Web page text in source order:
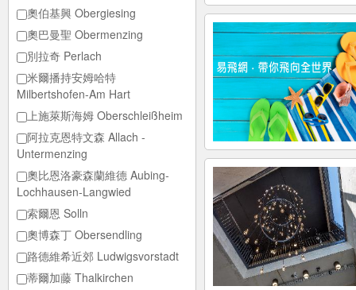
奧伯基興 Obergiesing
奧巴曼聖 Obermenzing
別拉奇 Perlach
米爾播持安姆哈特
Milbertshofen-Am Hart
上施萊斯海姆 Oberschleißheim
阿拉克恩特文森 Allach -
Untermenzing
奧比恩洛豪森蘭維德 Aubing-
Lochhausen-Langwied
索爾恩 Solln
奧博森丁 Obersendling
路德維希近郊 Ludwigsvorstadt
蒂爾加藤 Thalkirchen